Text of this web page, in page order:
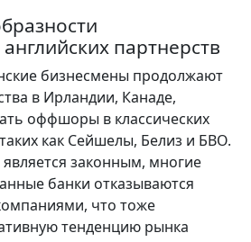
партнерств
бизнесмены продолжают
в Ирландии, Канаде,
оффшоры в классических
как Сейшелы, Белиз и БВО.
законным, многие
банки отказываются
что тоже
тенденцию рынка